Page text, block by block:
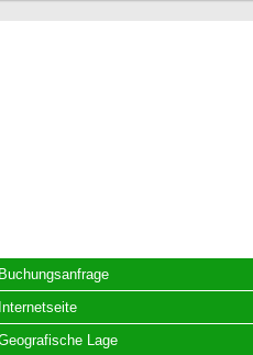
Buchungsanfrage
Internetseite
Lage